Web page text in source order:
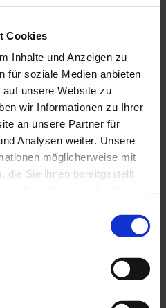
Cookies
Inhalte und Anzeigen zu
für soziale Medien anbieten
unsere Website zu
wir Informationen zu Ihrer
an unsere Partner für
Analysen weiter. Unsere
möglicherweise mit
die Sie ihnen bereitgestellt
weiterhin nutzen.